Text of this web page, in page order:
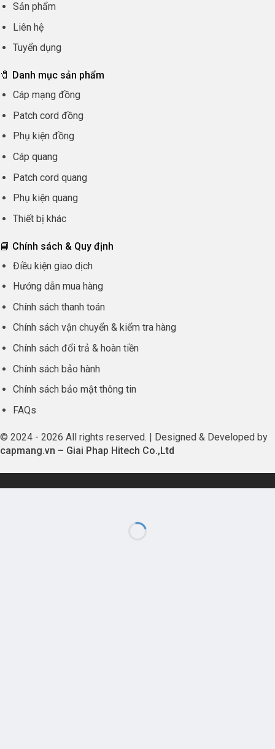
Sản phẩm
Liên hệ
Tuyển dụng
🧷 Danh mục sản phẩm
Cáp mạng đồng
Patch cord đồng
Phụ kiện đồng
Cáp quang
Patch cord quang
Phụ kiện quang
Thiết bị khác
📘 Chính sách & Quy định
Điều kiện giao dịch
Hướng dẫn mua hàng
Chính sách thanh toán
Chính sách vận chuyển & kiểm tra hàng
Chính sách đổi trả & hoàn tiền
Chính sách bảo hành
Chính sách bảo mật thông tin
FAQs
© 2024 - 2026 All rights reserved. | Designed & Developed by
capmang.vn – Giai Phap Hitech Co.,Ltd